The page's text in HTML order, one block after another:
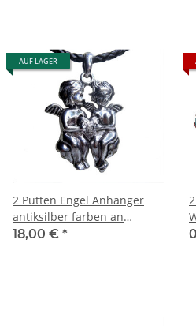
AUF LAGER
2 Putten Engel Anhänger
antiksilber farben an
Flechtkette
18,00 € *